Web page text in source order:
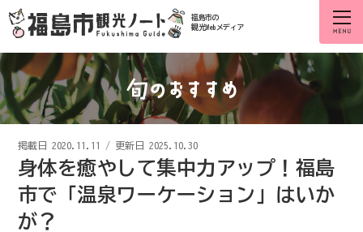
福島市の
観光Webメディア
掲載日 2020.11.11 / 更新日 2025.10.30
身体を癒やして集中力アップ！福島
市で「温泉ワーケーション」はいか
が？